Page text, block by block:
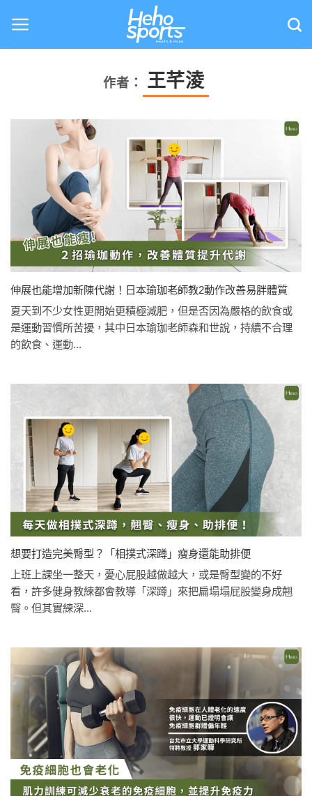
content
作者： 王芊淩
伸展也能增加新陳代謝！日本瑜珈老師教2動作改善易胖體質
夏天到不少女性更開始更積極減肥，但是否因為嚴格的飲食或
是運動習慣所苦擾，其中日本瑜珈老師森和世說，持續不合理
的飲食、運動...
想要打造完美臀型？「相撲式深蹲」瘦身還能助排便
上班上課坐一整天，憂心屁股越做越大，或是臀型變的不好
看，許多健身教練都會教導「深蹲」來把扁塌塌屁股變身成翹
臀。但其實練深...